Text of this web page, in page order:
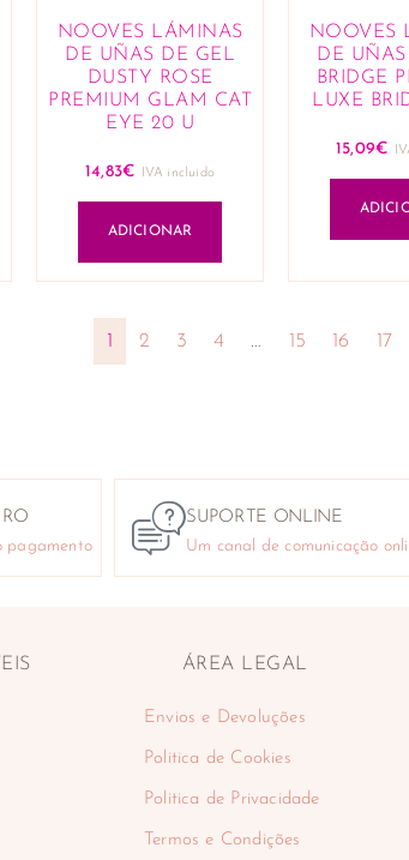
NOOVES LÁMINAS
DE UÑAS DE GEL
DUSTY ROSE
PREMIUM GLAM CAT
EYE 20 U
14,83€ IVA incluido
ADICIONAR
NOOVES
DE
BRIDGE
LUXE
15,09€
1 2 3 4 … 15 16 17
pagamento
SUPORTE ONLINE
Um canal de comunicação
ÁREA LEGAL
Envios e Devoluções
Politica de Cookies
Politica de Privacidade
Termos e Condições